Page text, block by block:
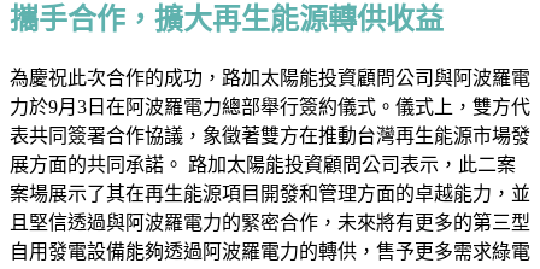
攜手合作，擴大再生能源轉供收益
為慶祝此次合作的成功，路加太陽能投資顧問公司與阿波羅電
力於9月3日在阿波羅電力總部舉行簽約儀式。儀式上，雙方代
表共同簽署合作協議，象徵著雙方在推動台灣再生能源市場發
展方面的共同承諾。 路加太陽能投資顧問公司表示，此二案
案場展示了其在再生能源項目開發和管理方面的卓越能力，並
且堅信透過與阿波羅電力的緊密合作，未來將有更多的第三型
自用發電設備能夠透過阿波羅電力的轉供，售予更多需求綠電